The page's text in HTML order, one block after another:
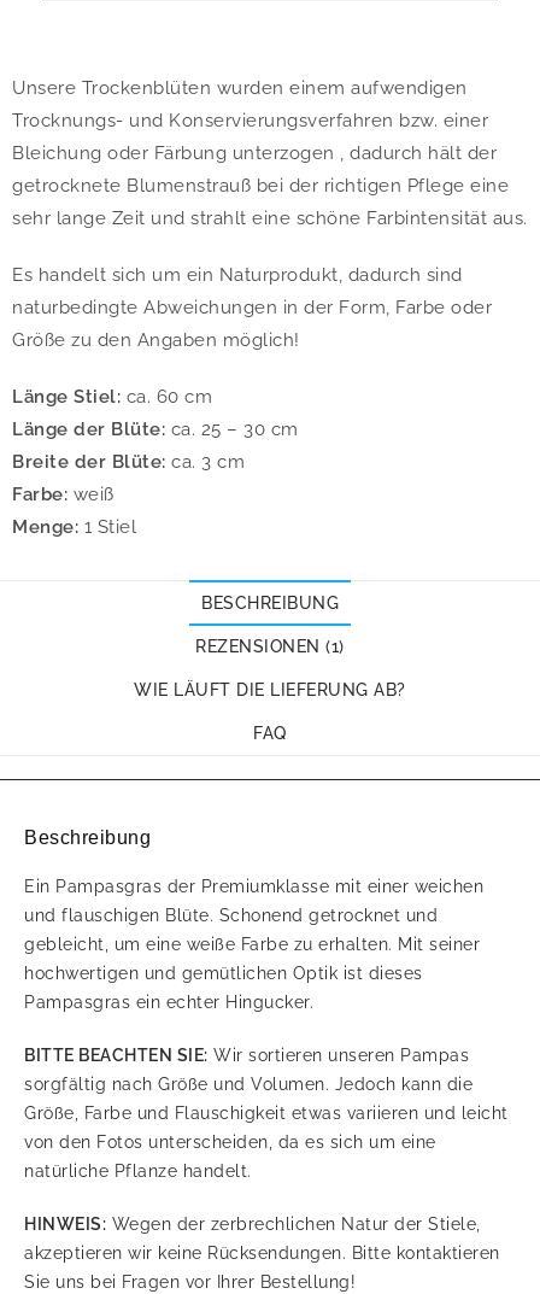
Unsere Trockenblüten wurden einem aufwendigen
Trocknungs- und Konservierungsverfahren bzw. einer
Bleichung oder Färbung unterzogen , dadurch hält der
getrocknete Blumenstrauß bei der richtigen Pflege eine
sehr lange Zeit und strahlt eine schöne Farbintensität aus.
Es handelt sich um ein Naturprodukt, dadurch sind
naturbedingte Abweichungen in der Form, Farbe oder
Größe zu den Angaben möglich!
Länge Stiel: ca. 60 cm
Länge der Blüte: ca. 25 – 30 cm
Breite der Blüte: ca. 3 cm
Farbe: weiß
Menge: 1 Stiel
BESCHREIBUNG
REZENSIONEN (1)
WIE LÄUFT DIE LIEFERUNG AB?
FAQ
Beschreibung
Ein Pampasgras der Premiumklasse mit einer weichen
und flauschigen Blüte. Schonend getrocknet und
gebleicht, um eine weiße Farbe zu erhalten. Mit seiner
hochwertigen und gemütlichen Optik ist dieses
Pampasgras ein echter Hingucker.
BITTE BEACHTEN SIE: Wir sortieren unseren Pampas
sorgfältig nach Größe und Volumen. Jedoch kann die
Größe, Farbe und Flauschigkeit etwas variieren und leicht
von den Fotos unterscheiden, da es sich um eine
natürliche Pflanze handelt.
HINWEIS: Wegen der zerbrechlichen Natur der Stiele,
akzeptieren wir keine Rücksendungen. Bitte kontaktieren
Sie uns bei Fragen vor Ihrer Bestellung!